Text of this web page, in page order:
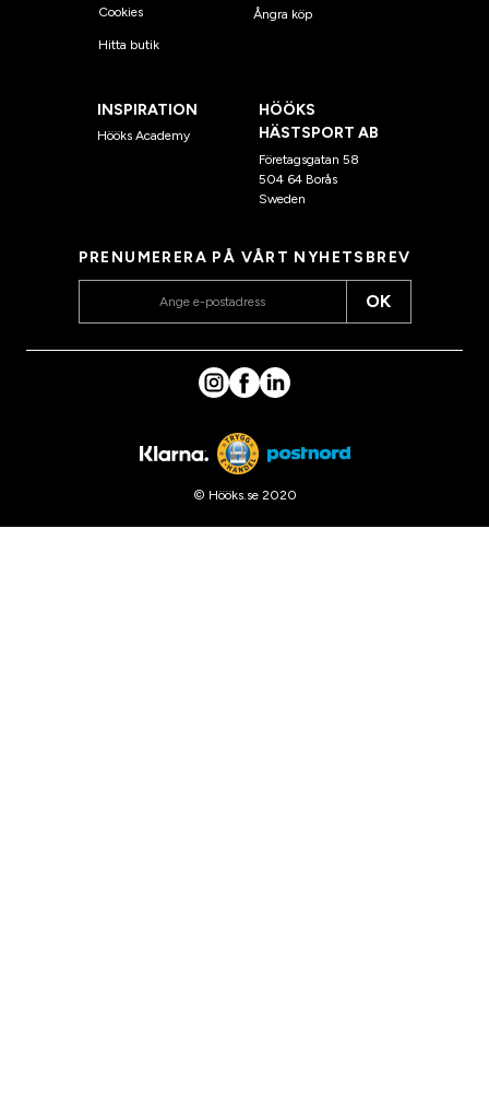
Cookies
Hitta butik
Ångra köp
INSPIRATION
Hööks Academy
HÖÖKS
HÄSTSPORT AB
Företagsgatan 58
504 64 Borås
Sweden
PRENUMERERA PÅ VÅRT NYHETSBREV
OK
© Hööks.se 2020